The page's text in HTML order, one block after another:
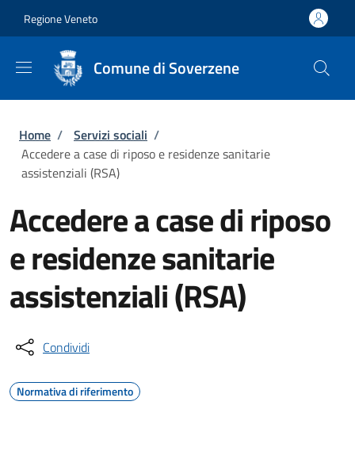
Regione Veneto
Comune di Soverzene
Briciole di pane
Home / Servizi sociali /
Accedere a case di riposo e residenze sanitarie
assistenziali (RSA)
Accedere a case di riposo
e residenze sanitarie
assistenziali (RSA)
Condividi
Normativa di riferimento